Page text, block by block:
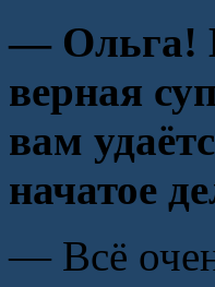
— Ольга!
верная
вам
начатое
— Всё